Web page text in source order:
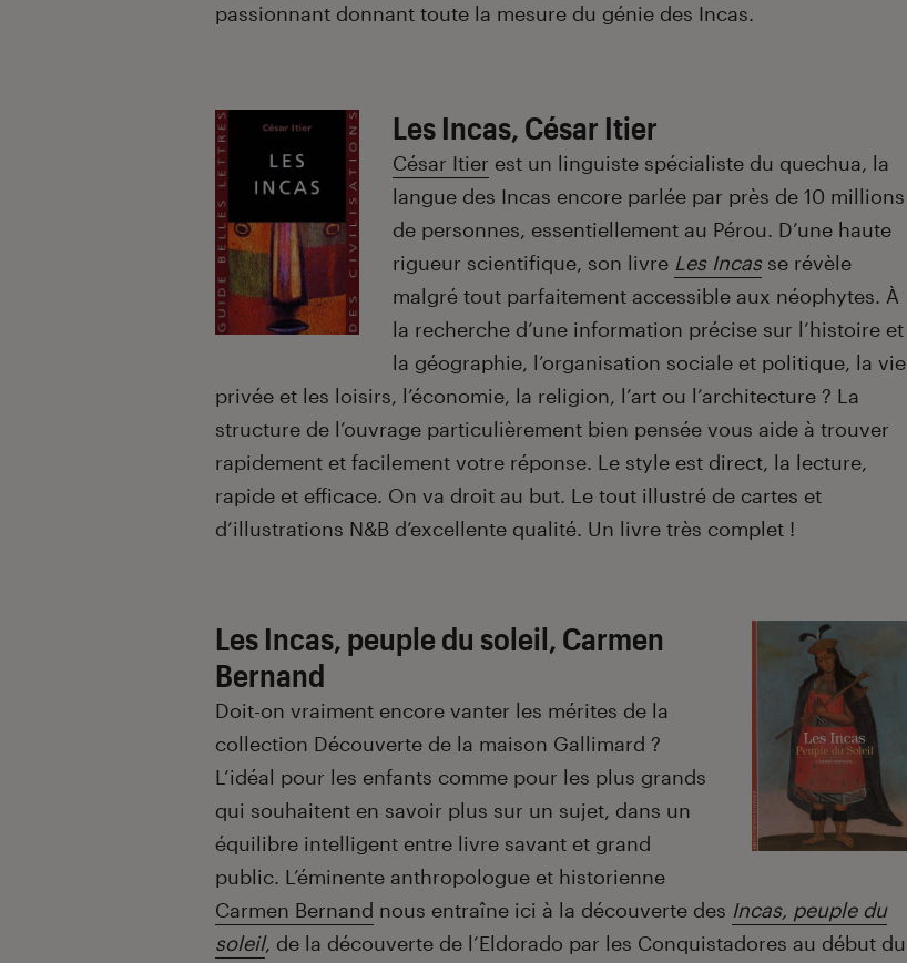
passionnant donnant toute la mesure du génie des Incas.
Les Incas, César Itier
César Itier est un linguiste spécialiste du quechua, la
langue des Incas encore parlée par près de 10 millions
de personnes, essentiellement au Pérou. D’une haute
rigueur scientifique, son livre Les Incasse révèle
malgré tout parfaitement accessible aux néophytes. À
la recherche d’une information précise sur l’histoire et
la géographie, l’organisation sociale et politique, la vie
privée et les loisirs, l’économie, la religion, l’art ou l’architecture ? La
structure de l’ouvrage particulièrement bien pensée vous aide à trouver
rapidement et facilement votre réponse. Le style est direct, la lecture,
rapide et efficace. On va droit au but. Le tout illustré de cartes et
d’illustrations N&B d’excellente qualité. Un livre très complet !
Les Incas, peuple du soleil, Carmen
Bernand
Doit-on vraiment encore vanter les mérites de la
collection Découverte de la maison Gallimard ?
L’idéal pour les enfants comme pour les plus grands
qui souhaitent en savoir plus sur un sujet, dans un
équilibre intelligent entre livre savant et grand
public. L’éminente anthropologue et historienne
Carmen Bernand nous entraîne ici à la découverte des Incas, peuple du
soleil, de la découverte de l’Eldorado par les Conquistadores au début du